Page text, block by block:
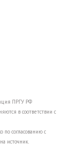
ПРГУ РФ
в соответствии с
по согласованию с
источник.